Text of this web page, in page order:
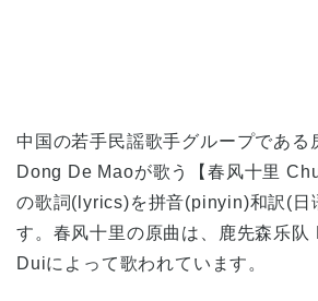
中国の若手民謡歌手グループである
Dong De Maoが歌う【春风十里
の歌詞(lyrics)を拼音(pinyin)和訳(日
す。春风十里の原曲は、鹿先森乐
Duiによって歌われています。